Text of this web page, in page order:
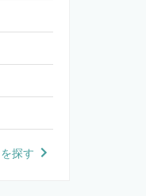
探す